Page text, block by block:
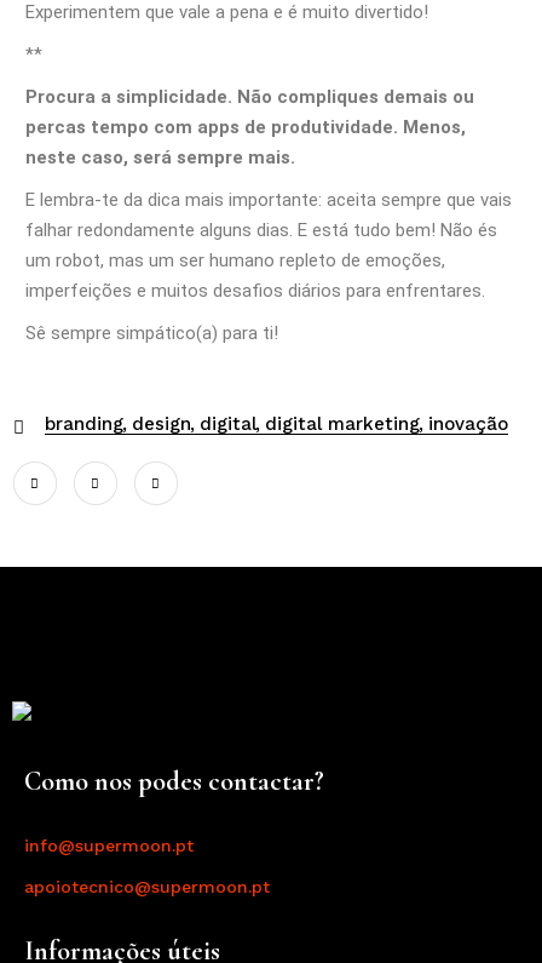
Experimentem que vale a pena e é muito divertido!
**
Procura a simplicidade. Não compliques demais ou
percas tempo com apps de produtividade. Menos,
neste caso, será sempre mais.
E lembra-te da dica mais importante: aceita sempre que vais
falhar redondamente alguns dias. E está tudo bem! Não és
um robot, mas um ser humano repleto de emoções,
imperfeições e muitos desafios diários para enfrentares.
Sê sempre simpático(a) para ti!
branding design digital digital marketing inovação
Como nos podes contactar?
info@supermoon.pt
apoiotecnico@supermoon.pt
Informações úteis